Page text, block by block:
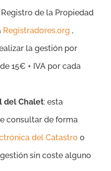
de la Propiedad
Registradores.org ,
la gestión por
15€ + IVA por cada
del Chalet: esta
consultar de forma
del Catastro o
sin coste alguno